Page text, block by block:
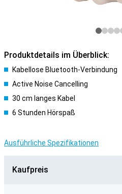
Produktdetails im Überblick:
Kabellose Bluetooth-Verbindung
Active Noise Cancelling
30 cm langes Kabel
6 Stunden Hörspaß
Ausführliche Spezifikationen
Kaufpreis